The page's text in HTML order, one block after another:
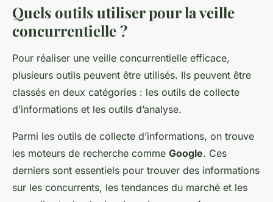
Quels outils utiliser pour la veille
concurrentielle ?
Pour réaliser une veille concurrentielle efficace,
plusieurs outils peuvent être utilisés. Ils peuvent être
classés en deux catégories : les outils de collecte
d’informations et les outils d’analyse.
Parmi les outils de collecte d’informations, on trouve
les moteurs de recherche comme Google. Ces
derniers sont essentiels pour trouver des informations
sur les concurrents, les tendances du marché et les